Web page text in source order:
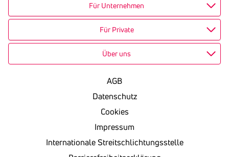
Für Unternehmen
Für Private
Über uns
AGB
Datenschutz
Cookies
Impressum
Internationale Streitschlichtungsstelle